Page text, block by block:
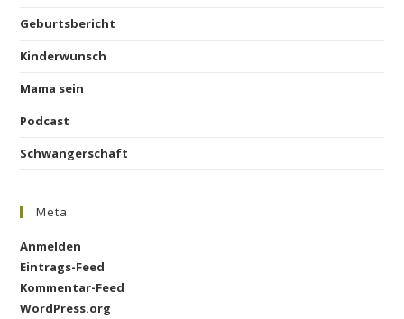
Geburtsbericht
Kinderwunsch
Mama sein
Podcast
Schwangerschaft
Meta
Anmelden
Eintrags-Feed
Kommentar-Feed
WordPress.org